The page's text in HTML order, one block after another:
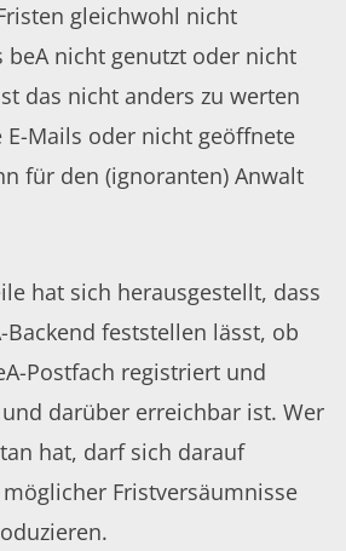
gleichwohl nicht
beA nicht genutzt oder nicht
das nicht anders zu werten
E-Mails oder nicht geöffnete
für den (ignoranten) Anwalt
hat sich herausgestellt, dass
Backend feststellen lässt, ob
Postfach registriert und
darüber erreichbar ist. Wer
hat, darf sich darauf
Fristversäumnisse